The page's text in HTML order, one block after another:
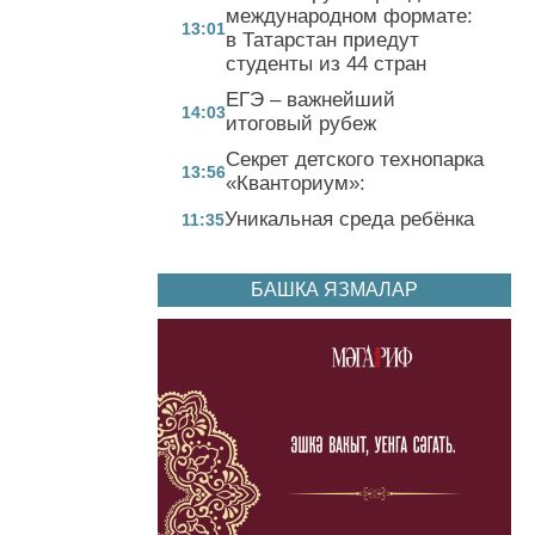
13:01
международном формате:
в Татарстан приедут
студенты из 44 стран
14:03
ЕГЭ – важнейший
итоговый рубеж
13:56
Секрет детского технопарка
«Кванториум»:
11:35Уникальная среда ребёнка
БАШКА ЯЗМАЛАР